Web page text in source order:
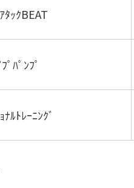
ﾀｯｸBEAT
ﾟﾊﾟﾝﾌﾟ
ﾅﾙﾄﾚｰﾆﾝｸﾞ